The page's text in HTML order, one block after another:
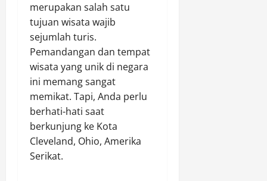
merupakan salah satu
tujuan wisata wajib
sejumlah turis.
Pemandangan dan tempat
wisata yang unik di negara
ini memang sangat
memikat. Tapi, Anda perlu
berhati-hati saat
berkunjung ke Kota
Cleveland, Ohio, Amerika
Serikat.